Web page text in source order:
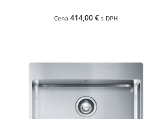
Cena 414,00 € s DPH